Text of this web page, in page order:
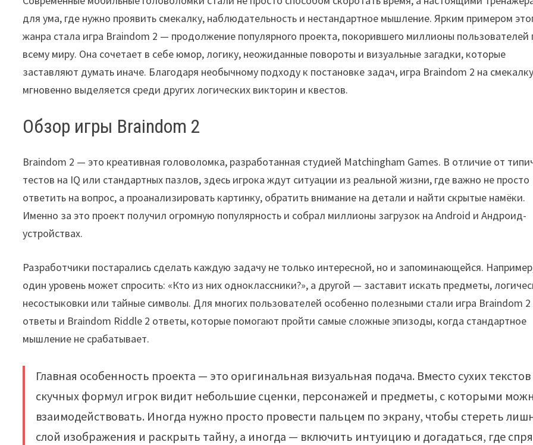
для ума, где нужно проявить смекалку, наблюдательность и нестандартное мышление. Ярким примером
жанра стала игра Braindom 2 — продолжение популярного проекта, покорившего миллионы пользователей
всему миру. Она сочетает в себе юмор, логику, неожиданные повороты и визуальные загадки, которые
заставляют думать иначе. Благодаря необычному подходу к постановке задач, игра Braindom 2 на смекалку
мгновенно выделяется среди других логических викторин и квестов.
Обзор игры Braindom 2
Braindom 2 — это креативная головоломка, разработанная студией Matchingham Games. В отличие от
тестов на IQ или стандартных пазлов, здесь игрока ждут ситуации из реальной жизни, где важно не просто
ответить на вопрос, а проанализировать картинку, обратить внимание на детали и найти скрытые намёки.
Именно за это проект получил огромную популярность и собрал миллионы загрузок на Android и Андроид-
устройствах.
Разработчики постарались сделать каждую задачу не только интересной, но и запоминающейся.
один уровень может спросить: «Кто из них одноклассники?», а другой — заставит искать предметы,
несостыковки или тайные символы. Для многих пользователей особенно полезными стали игра Braindom 2
ответы и Braindom Riddle 2 ответы, которые помогают пройти самые сложные эпизоды, когда стандартное
мышление не срабатывает.
Главная особенность проекта — это оригинальная визуальная подача. Вместо сухих текстов
скучных формул игрок видит небольшие сценки, персонажей и предметы, с которыми
взаимодействовать. Иногда нужно просто провести пальцем по экрану, чтобы стереть
слой изображения и раскрыть тайну, а иногда — включить интуицию и догадаться, где